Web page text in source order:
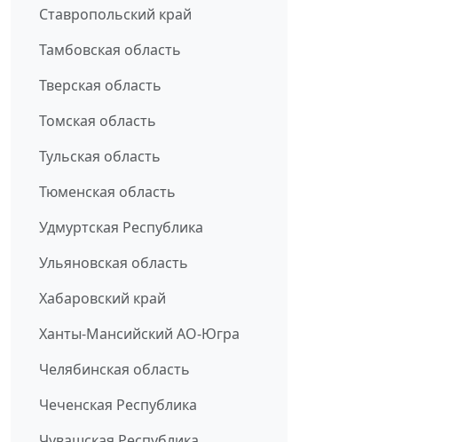
Ставропольский край
Тамбовская область
Тверская область
Томская область
Тульская область
Тюменская область
Удмуртская Республика
Ульяновская область
Хабаровский край
Ханты-Мансийский АО-Югра
Челябинская область
Чеченская Республика